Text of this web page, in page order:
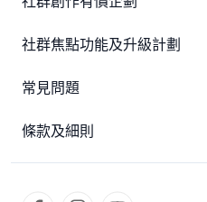
社群焦點功能及升級計劃
常見問題
條款及細則